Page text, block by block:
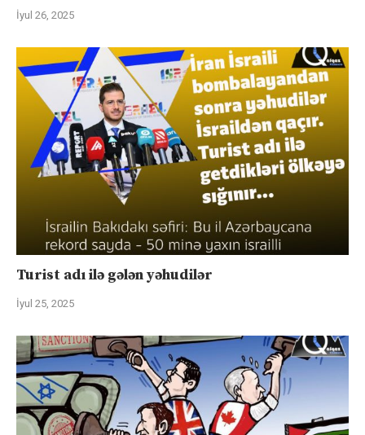
İyul 26, 2025
Turist adı ilə gələn yəhudilər
İyul 25, 2025